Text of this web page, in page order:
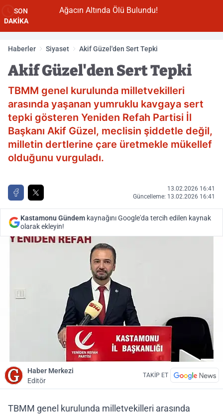
SON
DAKİKA
Ağacın Altında Ölü Bulundu!
Haberler Siyaset Akif Güzel'den Sert Tepki
Akif Güzel'den Sert Tepki
TBMM genel kurulunda milletvekilleri
arasında yaşanan yumruklu kavgaya sert
tepki gösteren Yeniden Refah Partisi İl
Başkanı Akif Güzel, meclisin şiddetle değil,
milletin dertlerine çare üretmekle mükellef
olduğunu vurguladı.
13.02.2026 16:41
Güncelleme: 13.02.2026 16:41
Kastamonu Gündem kaynağını Google'da tercih edilen kaynak
olarak ekleyin!
Haber Merkezi
Editör
TAKİP ET
TBMM genel kurulunda milletvekilleri arasında